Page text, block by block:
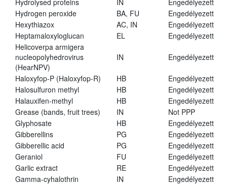
Hydrolysed proteins
IN
Engedélyezett
Hydrogen peroxide
BA, FU
Engedélyezett
Hexythiazox
AC, IN
Engedélyezett
Heptamaloxyloglucan
EL
Engedélyezett
Helicoverpa armigera
nucleopolyhedrovirus
(HearNPV)
IN Engedélyezett
Haloxyfop-P (Haloxyfop-R) HB
Engedélyezett
Halosulfuron methyl
HB
Engedélyezett
Halauxifen-methyl
HB
Engedélyezett
Grease (bands, fruit trees)
IN
Not PPP
Glyphosate
HB
Engedélyezett
Gibberellins
PG
Engedélyezett
Gibberellic acid
PG
Engedélyezett
Geraniol
FU
Engedélyezett
Garlic extract
RE
Engedélyezett
Gamma-cyhalothrin
IN
Engedélyezett